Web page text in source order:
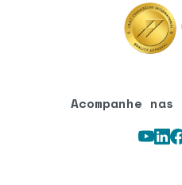
Acompanhe
Youtube